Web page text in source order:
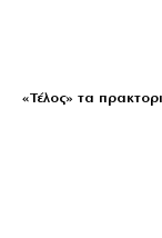
«Τέλος» τα